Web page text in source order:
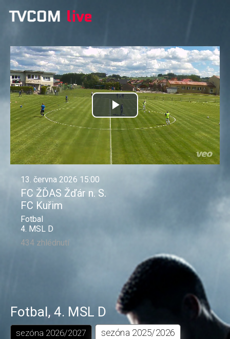
Přehrát
video
13. června 2026 15:00
FC ŽĎAS Žďár n. S.
FC Kuřim
Fotbal
4. MSL D
434 zhlédnutí
Fotbal, 4. MSL D
sezóna 2026/2027 sezóna 2025/2026